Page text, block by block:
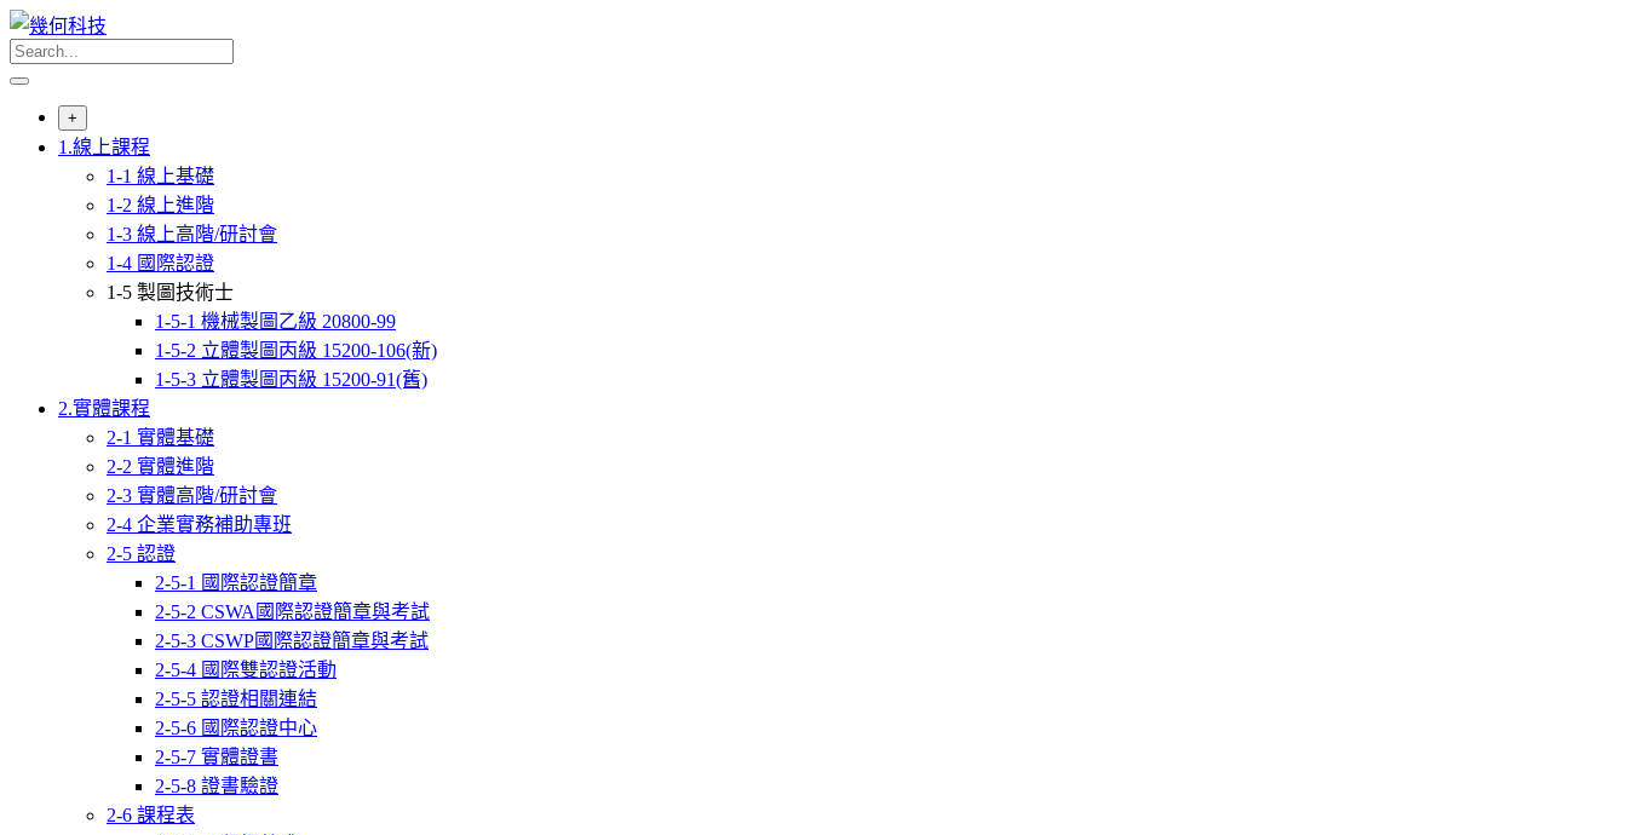
Skip
to
content
+
1.線上課程
1-1 線上基礎
1-2 線上進階
1-3 線上高階/研討會
1-4 國際認證
1-5 製圖技術士
1-5-1 機械製圖乙級 20800-99
1-5-2 立體製圖丙級 15200-106(新)
1-5-3 立體製圖丙級 15200-91(舊)
2.實體課程
2-1 實體基礎
2-2 實體進階
2-3 實體高階/研討會
2-4 企業實務補助專班
2-5 認證
2-5-1 國際認證簡章
2-5-2 CSWA國際認證簡章與考試
2-5-3 CSWP國際認證簡章與考試
2-5-4 國際雙認證活動
2-5-5 認證相關連結
2-5-6 國際認證中心
2-5-7 實體證書
2-5-8 證書驗證
2-6 課程表